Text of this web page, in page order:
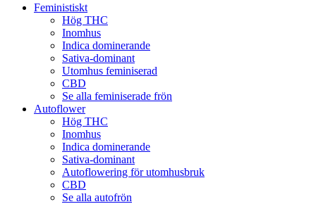
Feministiskt
Hög THC
Inomhus
Indica dominerande
Sativa-dominant
Utomhus feminiserad
CBD
Se alla feminiserade frön
Autoflower
Hög THC
Inomhus
Indica dominerande
Sativa-dominant
Autoflowering för utomhusbruk
CBD
Se alla autofrön